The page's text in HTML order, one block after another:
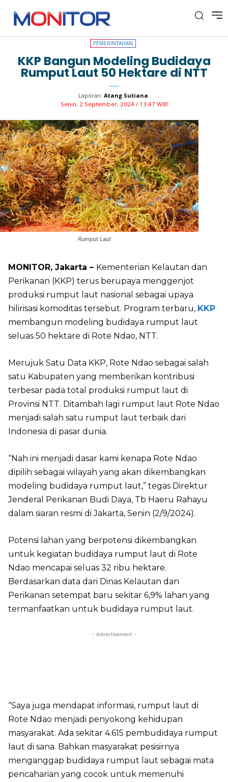
PEMERINTAHAN
PEMERINTAHAN
KKP Bangun Modeling Budidaya
Rumput Laut 50 Hektare di NTT
Laporan: Atang Sutiana
Senin, 2 September, 2024 / 13:47 WIB
Rumput Laut
MONITOR, Jakarta – Kementerian Kelautan dan
Perikanan (KKP) terus berupaya menggenjot
produksi rumput laut nasional sebagai upaya
hilirisasi komoditas tersebut. Program terbaru, KKP
membangun modeling budidaya rumput laut
seluas 50 hektare di Rote Ndao, NTT.
Merujuk Satu Data KKP, Rote Ndao sebagai salah
satu Kabupaten yang memberikan kontribusi
terbesar pada total produksi rumput laut di
Provinsi NTT. Ditambah lagi rumput laut Rote Ndao
menjadi salah satu rumput laut terbaik dari
Indonesia di pasar dunia.
“Nah ini menjadi dasar kami kenapa Rote Ndao
dipilih sebagai wilayah yang akan dikembangkan
modeling budidaya rumput laut,” tegas Direktur
Jenderal Perikanan Budi Daya, Tb Haeru Rahayu
dalam siaran resmi di Jakarta, Senin (2/9/2024).
Potensi lahan yang berpotensi dikembangkan
untuk kegiatan budidaya rumput laut di Rote
Ndao mencapai seluas 32 ribu hektare.
Berdasarkan data dari Dinas Kelautan dan
Perikanan setempat baru sekitar 6,9% lahan yang
termanfaatkan untuk budidaya rumput laut.
- Advertisement -
“Saya juga mendapat informasi, rumput laut di
Rote Ndao menjadi penyokong kehidupan
masyarakat. Ada sekitar 4.615 pembudidaya rumput
laut di sana. Bahkan masyarakat pesisirnya
menganggap budidaya rumput laut sebagai mata
pencaharian yang cocok untuk memenuhi